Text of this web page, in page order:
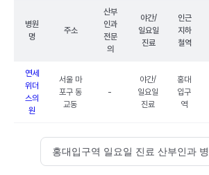
병원
명
주소
산부
인과
전문
의
야간/
일요일
진료
인근
지하
철역
연세
위더
스의
원
서울 마
포구 동
교동
-
야간/
일요일
진료
홍대
입구
역
홍대입구역 일요일 진료 산부인과